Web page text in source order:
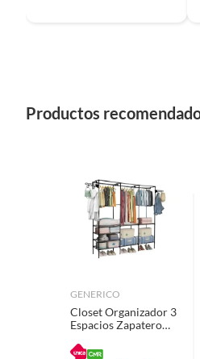
Productos
GENERICO
Closet Organizador 3
Espacios Zapatero
Multifuncional